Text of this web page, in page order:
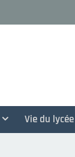
Vie du lycée